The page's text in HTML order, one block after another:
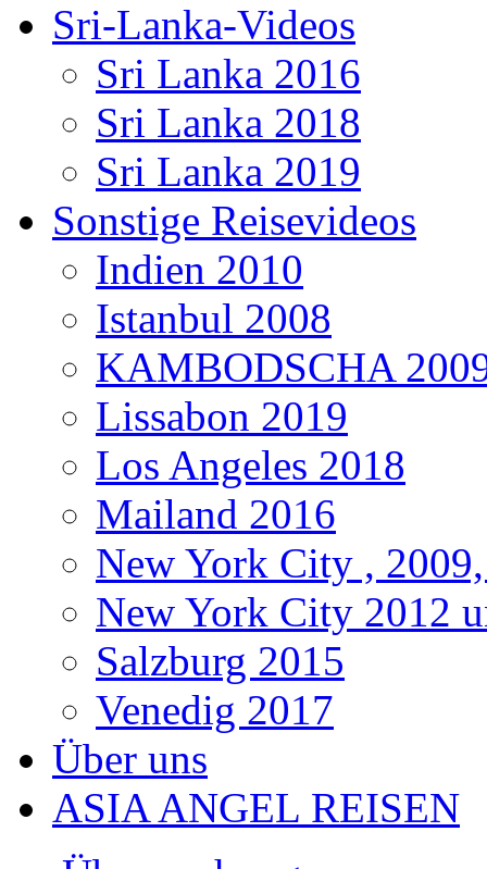
Sri-Lanka-Videos
Sri Lanka 2016
Sri Lanka 2018
Sri Lanka 2019
Sonstige Reisevideos
Indien 2010
Istanbul 2008
KAMBODSCHA
Lissabon 2019
Los Angeles 2018
Mailand 2016
New York City ,
New York City 2012
Salzburg 2015
Venedig 2017
Über uns
ASIA ANGEL REISEN